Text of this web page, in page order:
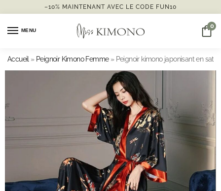
–10% MAINTENANT AVEC LE CODE FUN10
MENU
0
Accueil » Peignoir Kimono Femme» Peignoir kimono japonisant en satin